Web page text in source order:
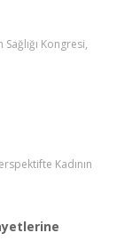
Kongresi,
Kadının